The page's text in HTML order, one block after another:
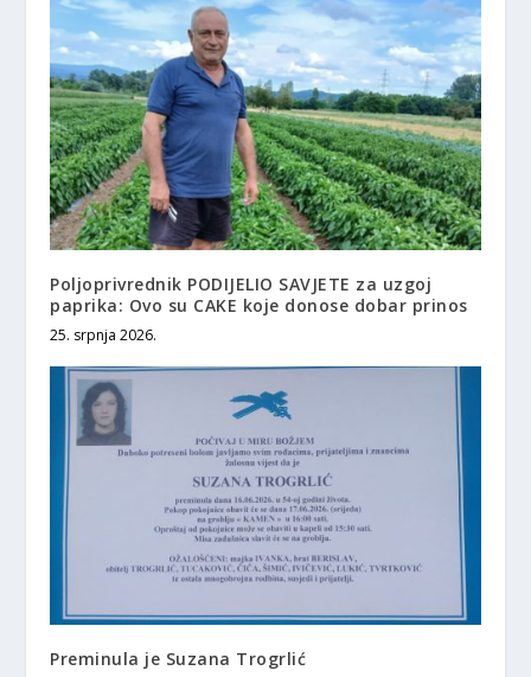
Poljoprivrednik PODIJELIO SAVJETE za uzgoj
paprika: Ovo su CAKE koje donose dobar prinos
25. srpnja 2026.
Preminula je Suzana Trogrlić